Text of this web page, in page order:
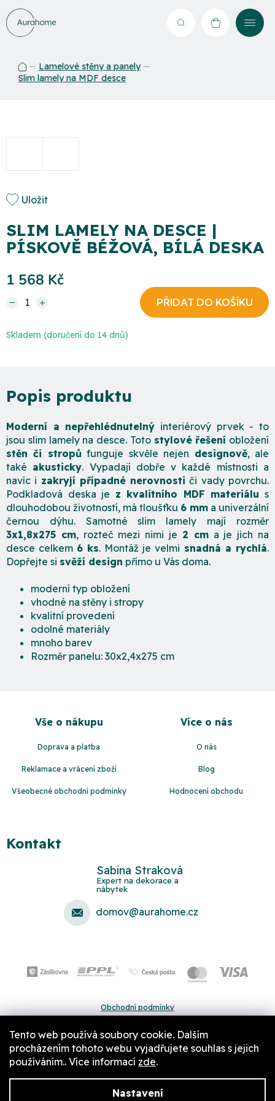
Tento web používá soubory cookie. Dalším
procházením tohoto webu vyjadřujete souhlas s jejich
používáním.. Více informací zde.
Nastavení
Přejít
na
obsah
Hledat NÁKUPNÍ
Domů
Lamelové stěny a panely
Slim lamely na MDF desce
SLIM LAMELY NA DESCE |
PÍSKOVĚ BÉŽOVÁ, BÍLÁ DESKA
Uložit
Skladem (doručení do 14 dnů)
1 568 Kč
Moderní a nepřehlédnutelný interiérový prvek - to
jsou slim lamely na desce. Toto stylové řešení obložení
stěn či stropůfunguje skvěle nejen designově, ale
také akusticky. Vypadají dobře v každé místnosti a
navíc i zakryjí případné nerovnosti či vady povrchu.
Podkladová deska je z kvalitního MDF materiálu s
dlouhodobou životností, má tloušťku 6 mm a univerzální
černou dýhu. Samotné slim lamely mají rozměr
3x1,8x275 cm, rozteč mezi nimi je 2 cma je jich na
desce celkem 6 ks. Montáž je velmi snadná a rychlá.
Dopřejte si svěží design přímo u Vás doma.
moderní typ obložení
vhodné na stěny i stropy
kvalitní provedení
odolné materiály
mnoho barev
Rozměr panelu: 30x2,4x275 cm
Vše o nákupu
Doprava a platba
Reklamace a vrácení zboží
Všeobecné obchodní podmínky
Více o nás
O nás
Blog
Hodnocení obchodu
Kontakt
Sabina Straková
domov@aurahome.cz
Obchodní podmínky
Pravidla a nastavení cookies